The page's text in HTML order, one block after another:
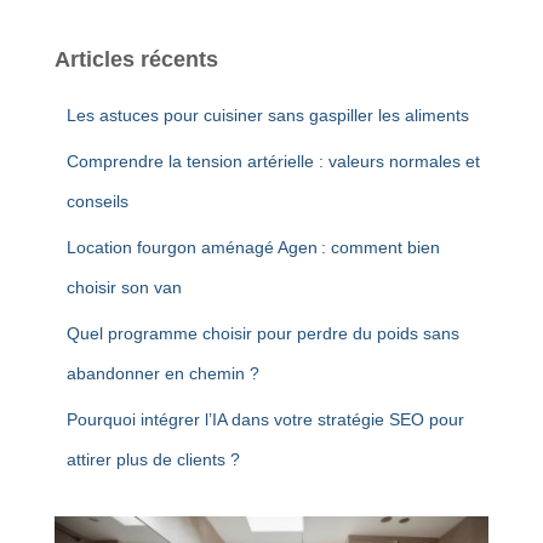
Articles récents
Les astuces pour cuisiner sans gaspiller les aliments
Comprendre la tension artérielle : valeurs normales et
conseils
Location fourgon aménagé Agen : comment bien
choisir son van
Quel programme choisir pour perdre du poids sans
abandonner en chemin ?
Pourquoi intégrer l’IA dans votre stratégie SEO pour
attirer plus de clients ?